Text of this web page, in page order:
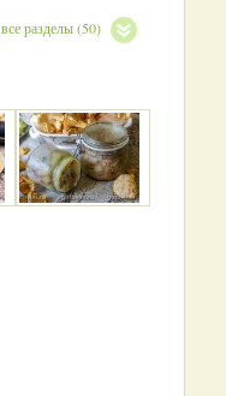
все разделы (50)